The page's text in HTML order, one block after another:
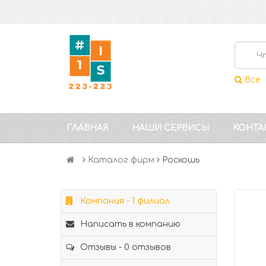
Все
ГЛАВНАЯ НАШИ СЕРВИСЫ
Каталог фирм Роскошь
Компания - 1 филиал
Написать в компанию
Отзывы - 0 отзывов